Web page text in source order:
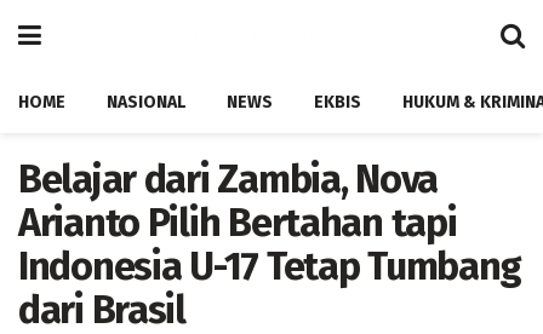
HOME NASIONAL NEWS EKBIS HUKUM &
Belajar dari Zambia, Nova
Arianto Pilih Bertahan tapi
Indonesia U-17 Tetap Tumbang
dari Brasil